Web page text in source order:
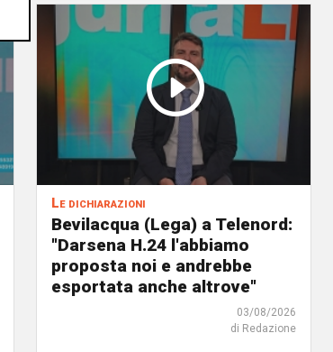
Le dichiarazioni
Bevilacqua (Lega) a Telenord:
"Darsena H.24 l'abbiamo
proposta noi e andrebbe
esportata anche altrove"
03/08/2026
di Redazione